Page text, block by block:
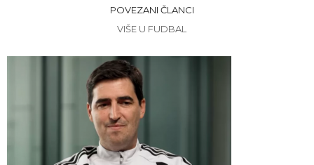
POVEZANI ČLANCI
VIŠE U FUDBAL